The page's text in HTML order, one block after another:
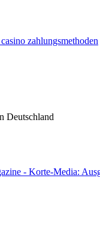
zahlungsmethoden
Deutschland